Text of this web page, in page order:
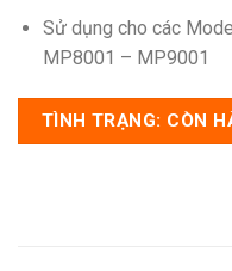
Sử dụng cho các
MP8001 – MP9001
TÌNH TRẠNG: CÒN